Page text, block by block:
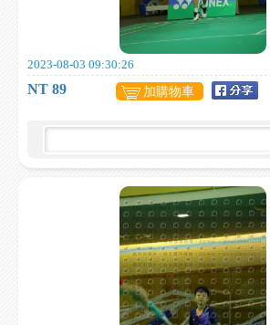
2023-08-03 09:30:26
NT 89 加購物車